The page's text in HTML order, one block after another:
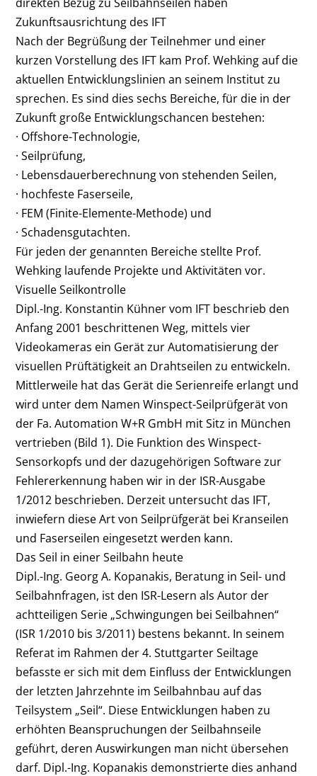
Zukunftsausrichtung des IFT
Nach der Begrüßung der Teilnehmer und einer
kurzen Vorstellung des IFT kam Prof. Wehking auf die
aktuellen Entwicklungslinien an seinem Institut zu
sprechen. Es sind dies sechs Bereiche, für die in der
Zukunft große Entwicklungschancen bestehen:
· Offshore-Technologie,
· Seilprüfung,
· Lebensdauerberechnung von stehenden Seilen,
· hochfeste Faserseile,
· FEM (Finite-Elemente-Methode) und
· Schadensgutachten.
Für jeden der genannten Bereiche stellte Prof.
Wehking laufende Projekte und Aktivitäten vor.
Visuelle Seilkontrolle
Dipl.-Ing. Konstantin Kühner vom IFT beschrieb den
Anfang 2001 beschrittenen Weg, mittels vier
Videokameras ein Gerät zur Automatisierung der
visuellen Prüftätigkeit an Drahtseilen zu entwickeln.
Mittlerweile hat das Gerät die Serienreife erlangt und
wird unter dem Namen Winspect-Seilprüfgerät von
der Fa. Automation W+R GmbH mit Sitz in München
vertrieben (Bild 1). Die Funktion des Winspect-
Sensorkopfs und der dazugehörigen Software zur
Fehlererkennung haben wir in der ISR-Ausgabe
1/2012 beschrieben. Derzeit untersucht das IFT,
inwiefern diese Art von Seilprüfgerät bei Kranseilen
und Faserseilen eingesetzt werden kann.
Das Seil in einer Seilbahn heute
Dipl.-Ing. Georg A. Kopanakis, Beratung in Seil- und
Seilbahnfragen, ist den ISR-Lesern als Autor der
achtteiligen Serie „Schwingungen bei Seilbahnen“
(ISR 1/2010 bis 3/2011) bestens bekannt. In seinem
Referat im Rahmen der 4. Stuttgarter Seiltage
befasste er sich mit dem Einfluss der Entwicklungen
der letzten Jahrzehnte im Seilbahnbau auf das
Teilsystem „Seil“. Diese Entwicklungen haben zu
erhöhten Beanspruchungen der Seilbahnseile
geführt, deren Auswirkungen man nicht übersehen
darf. Dipl.-Ing. Kopanakis demonstrierte dies anhand